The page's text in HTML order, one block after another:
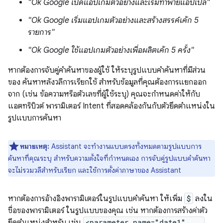
"Ok Google เปิดแอปเกมตัวอย่างและเริ่มทำพายแอปเปิล"
"Ok Google เริ่มแอปเกมตัวอย่างและสร้างสรรค์เค้ก 5
รายการ"
"Ok Google ใช้แอปเกมตัวอย่างเพื่อผลิตเค้ก 5 ครั้ง"
หากต้องการจับคู่คำค้นหาของผู้ใช้ ให้ระบุรูปแบบคำค้นหาที่มีส่วน
ของ ค้นหาหลังวลีการเรียกใช้ สำหรับข้อมูลที่คุณต้องการแยกออก
จาก (เช่น ข้อความหรือตัวเลขที่ผู้ใช้ระบุ) คุณจะกำหนดค่าให้กับ
แอตทริบิวต์ พารามิเตอร์ Intent ที่สอดคล้องกันกับตัวยึดตำแหน่งใน
รูปแบบการค้นหา
หมายเหตุ: Assistant จะทํางานแบบตรงทั้งหมดตามรูปแบบการ
ค้นหาที่คุณระบุ สำหรับความตั้งใจที่กำหนดเอง การจับคู่รูปแบบคำค้นหา
จะไม่รวมวลีสำหรับเรียก และใช้การตั้งค่าภาษาของ Assistant
หากต้องการอ้างอิงพารามิเตอร์ในรูปแบบคำค้นหา ให้เพิ่ม $ ลงใน
ชื่อของพารามิเตอร์ ในรูปแบบของคุณ เช่น หากต้องการสร้างค่าตัว